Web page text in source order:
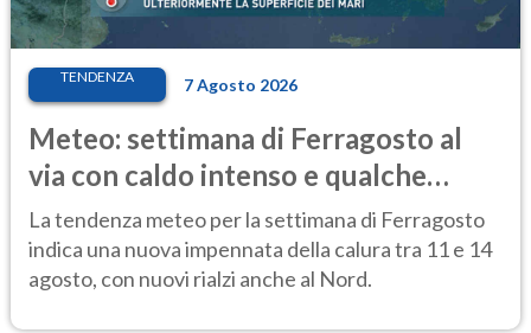
TENDENZA 7 Agosto 2026
Meteo: settimana di Ferragosto al
via con caldo intenso e qualche
temporale
La tendenza meteo per la settimana di Ferragosto
indica una nuova impennata della calura tra 11 e 14
agosto, con nuovi rialzi anche al Nord.